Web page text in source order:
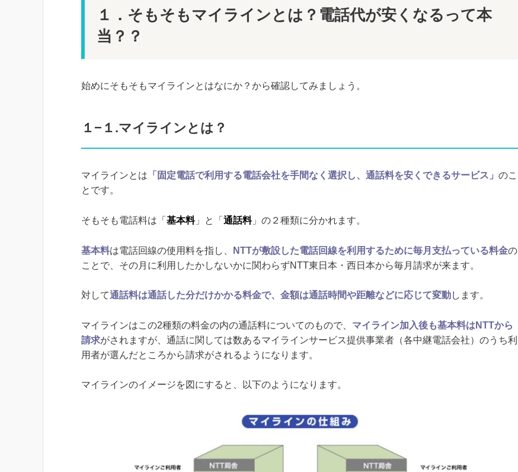
１．そもそもマイラインとは？電話代が安くなるって本
当？？
始めにそもそもマイラインとはなにか？から確認してみましょう。
１−１.マイラインとは？
マイラインとは 「固定電話で利用する電話会社を手間なく選択し、通話料を安くできるサービス」 のこ
とです。
そもそも電話料は「 基本料」と「 通話料」の２種類に分かれます。
基本料は電話回線の使用料を指し、 NTTが敷設した電話回線を利用するために毎月支払っている料金の
ことで、その月に利用したかしないかに関わらずNTT東日本・西日本から毎月請求が来ます。
対して通話料は通話した分だけかかる料金で、金額は通話時間や距離などに応じて変動します。
マイラインはこの2種類の料金の内の通話料についてのもので、 マイライン加入後も基本料はNTTから
請求がされますが、通話に関しては数あるマイラインサービス提供事業者（各中継電話会社）のうち利
用者が選んだところから請求がされるようになります。
マイラインのイメージを図にすると、以下のようになります。